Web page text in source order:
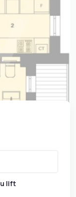
lift